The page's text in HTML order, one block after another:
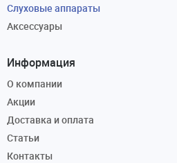
Слуховые аппараты
Аксессуары
Информация
О компании
Акции
Доставка и оплата
Статьи
Контакты